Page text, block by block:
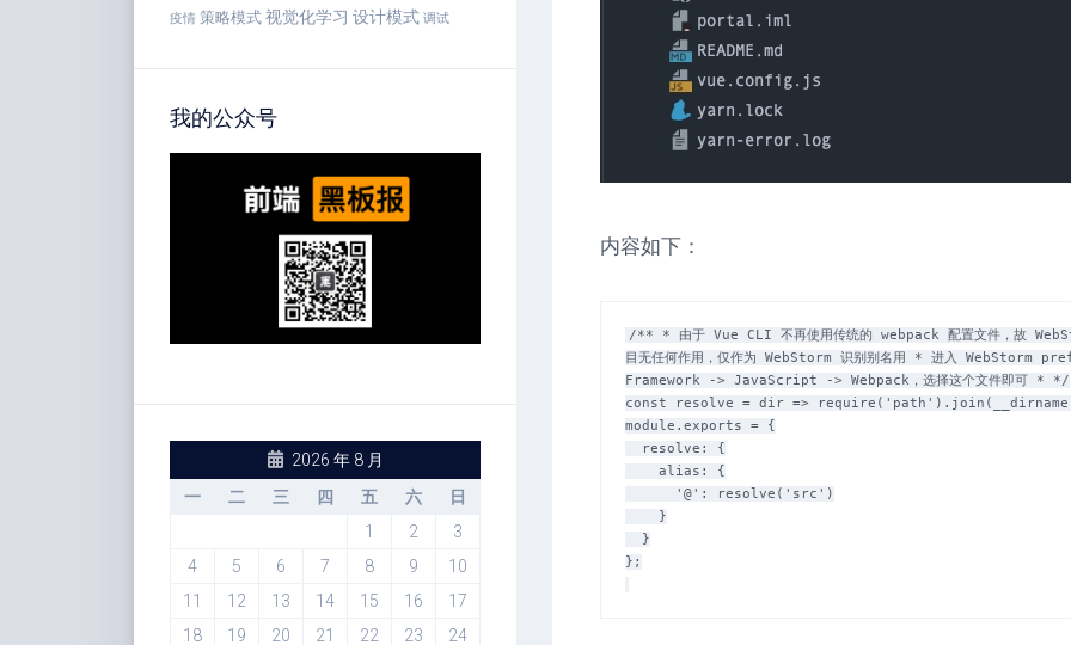
疫情 策略模式 视觉化学习 设计模式 调试
我的公众号
2026 年 8 月
一
二 三 四 五 六
日
1
2
3
4
5 6 7 8 9
10
11
12 13 14 15 16
17
18
19 20 21 22 23
24
内容如下：
/** * 由于 Vue CLI 不再使用传统的 webpack 配置文件，故
目无任何作用，仅作为 WebStorm 识别别名用 * 进入 WebStorm
Framework -> JavaScript -> Webpack，选择这个文件即可 * */
const resolve = dir =>
module.exports = {
};